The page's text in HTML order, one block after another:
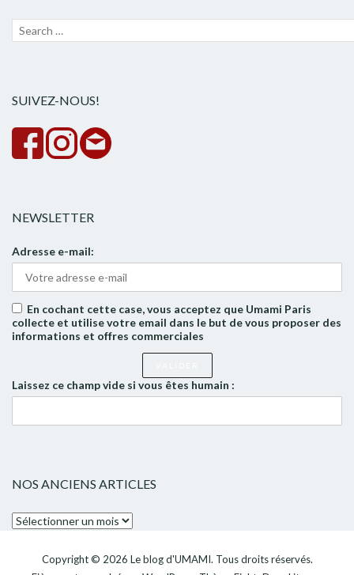
Recherche
SUIVEZ-NOUS!
NEWSLETTER
Adresse e-mail:
En cochant cette case, vous acceptez que Umami Paris
collecte et utilise votre email dans le but de vous proposer des
informations et offres commerciales
Laissez ce champ vide si vous êtes humain :
NOS ANCIENS ARTICLES
Nos
articlesCopyright © 2026 Le blog d'UMAMI. Tous droits réservés.